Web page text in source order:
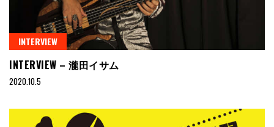
INTERVIEW
INTERVIEW – 瀧田イサム
2020.10.5